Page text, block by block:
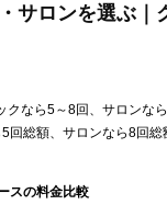
サロンを選ぶ｜
クなら5～8回、サロンな
回総額、サロンなら8回
スの料金比較